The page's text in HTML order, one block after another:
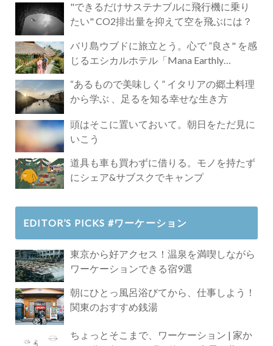
"できるだけサステナブルに飛行機に乗り
たい" CO2排出量を抑えて空を飛ぶには？
バリ島ウブドに旅立とう。心で ”良さ" を感
じるエシカルホテル「Mana Earthly
“あるもので美味しく” イタリアの郷土料理
から学ぶ 、足るを知る幸せな生き方
頭はそこに置いておいて。朝日をただ見に
いこう
道具も車も買わずに借りる。モノを持たず
にシェア&サブスクでキャンプ
EDITOR’S PICKS #ワーケーション
東京から好アクセス！温泉を満喫しながら
ワーケーションできる宿9選
朝にひとっ風呂浴びてから、仕事しよう！
関東のおすすめ銭湯
ちょっとそこまで、ワーケーション | 家か